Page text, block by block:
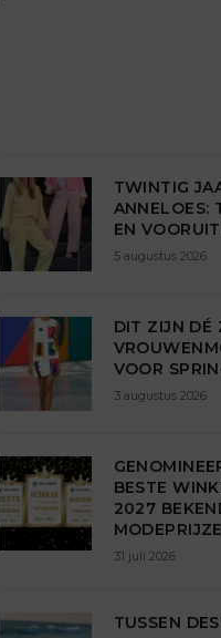
TWINTIG
ANNELOES:
EN
5 augustus 2026
DIT ZIJN DÉ
VOOR
3 augustus 2026
BESTE
2027
31 juli 2026
TUSSEN